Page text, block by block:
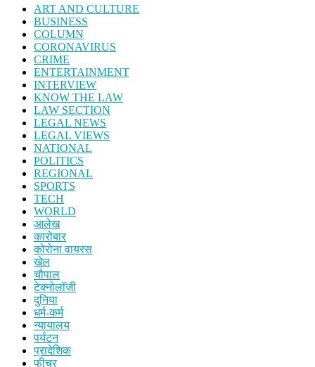
ART AND CULTURE
BUSINESS
COLUMN
CORONAVIRUS
CRIME
ENTERTAINMENT
INTERVIEW
KNOW THE LAW
LAW SECTION
LEGAL NEWS
LEGAL VIEWS
NATIONAL
POLITICS
REGIONAL
SPORTS
TECH
WORLD
आलेख
कारोबार
कोरोना वायरस
खेल
चौपाल
टेक्नोलॉजी
दुनिया
धर्म-कर्म
न्यायालय
पर्यटन
प्रादेशिक
फीचर